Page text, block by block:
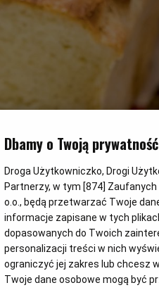
Dbamy o Twoją prywatność
Droga Użytkowniczko, Drogi
Partnerzy, w tym [874] Zaufanych
o.o., będą przetwarzać Twoje
informacje zapisane w tych
dopasowanych do Twoich
personalizacji treści w nich
ograniczyć jej zakres lub chcesz
Twoje dane osobowe mogą być